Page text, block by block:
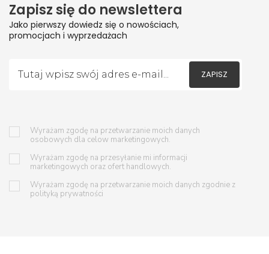
Zapisz się do newslettera
Jako pierwszy dowiedz się o nowościach,
promocjach i wyprzedażach
ZAPISZ
Wyrażam zgodę na przetwarzanie moich danych
osobowych dla celow marketingowych.
Wyrażam zgodę na przesyłanie mi informacji
marketingowych oraz ofert handlowych.
Wyrażam zgodę na przetwarzanie moich danych zgodnie z
polityką prywatności